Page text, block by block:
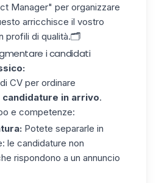
Manager" per organizzare
arricchisce il vostro
profili di qualità.🗂️
i candidati
CV per ordinare
candidature in arrivo.
e competenze:
Potete separarle in
le candidature non
rispondono a un annuncio